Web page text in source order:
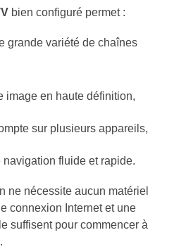
bien configuré permet :
grande variété de chaînes
image en haute définition,
sur plusieurs appareils,
navigation fluide et rapide.
ne nécessite aucun matériel
connexion Internet et une
suffisent pour commencer à